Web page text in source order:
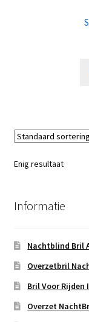
Enig resultaat
Informatie
Nachtblind Bril
Overzetbril
Bril Voor Rijden
Overzet